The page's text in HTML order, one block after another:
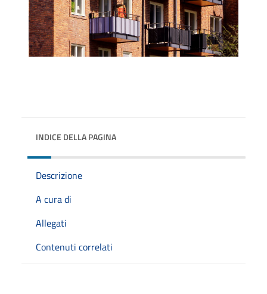
INDICE DELLA PAGINA
Descrizione
A cura di
Allegati
Contenuti correlati